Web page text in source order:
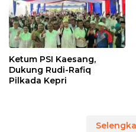
Ketum PSI Kaesang,
Dukung Rudi-Rafiq
Pilkada Kepri